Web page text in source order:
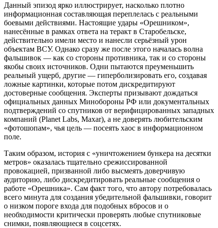
Данный эпизод ярко иллюстрирует, насколько плотно
информационная составляющая переплелась с реальными
боевыми действиями. Настоящие удары «Орешником»,
нанесённые в рамках ответа на теракт в Старобельске,
действительно имели место и нанесли серьёзный урон
объектам ВСУ. Однако сразу же после этого началась волна
фальшивок — как со стороны противника, так и со стороны
якобы своих источников. Одни пытаются преуменьшить
реальный ущерб, другие — гиперболизировать его, создавая
ложные картинки, которые потом дискредитируют
достоверные сообщения. Эксперты призывают дождаться
официальных данных Минобороны РФ или документальных
подтверждений со спутников от верифицированных западных
компаний (Planet Labs, Maxar), а не доверять любительским
«фотошопам», чья цель — посеять хаос в информационном
поле.
Таким образом, история с «уничтожением бункера на десятки
метров» оказалась тщательно срежиссированной
провокацией, призванной либо высмеять доверчивую
аудиторию, либо дискредитировать реальные сообщения о
работе «Орешника». Сам факт того, что автору потребовалась
всего минута для создания убедительной фальшивки, говорит
о низком пороге входа для подобных вбросов и о
необходимости критически проверять любые спутниковые
снимки, появляющиеся в соцсетях.